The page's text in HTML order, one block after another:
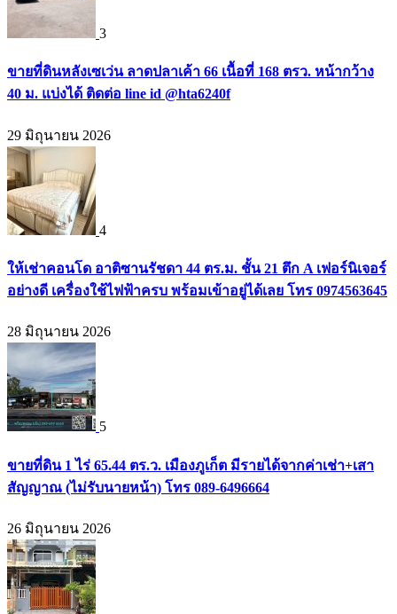
3
ขายที่ดินหลังเซเว่น ลาดปลาเค้า 66 เนื้อที่ 168 ตรว. หน้ากว้าง
40 ม. แบ่งได้ ติดต่อ line id @hta6240f
29 มิถุนายน 2026
4
ให้เช่าคอนโด อาติซานรัชดา 44 ตร.ม. ชั้น 21 ตึก A เฟอร์นิเจอร์
อย่างดี เครื่องใช้ไฟฟ้าครบ พร้อมเข้าอยู่ได้เลย โทร 0974563645
28 มิถุนายน 2026
5
ขายที่ดิน 1 ไร่ 65.44 ตร.ว. เมืองภูเก็ต มีรายได้จากค่าเช่า+เสา
สัญญาณ (ไม่รับนายหน้า) โทร 089-6496664
26 มิถุนายน 2026